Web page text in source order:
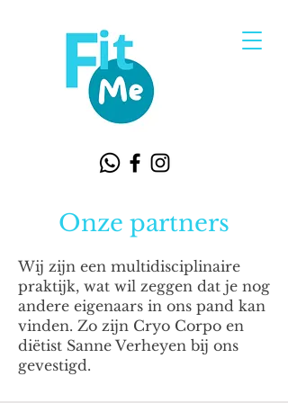
Onze partners
Wij zijn een multidisciplinaire
praktijk, wat wil zeggen dat je nog
andere eigenaars in ons pand kan
vinden. Zo zijn Cryo Corpo en
diëtist Sanne Verheyen bij ons
gevestigd.